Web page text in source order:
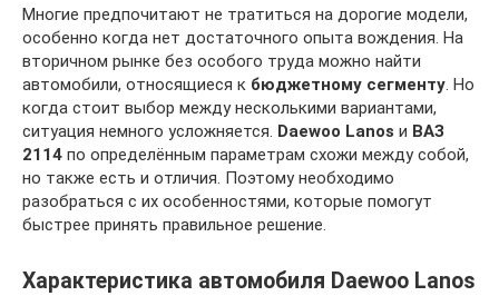
Многие предпочитают не тратиться на дорогие модели,
особенно когда нет достаточного опыта вождения. На
вторичном рынке без особого труда можно найти
автомобили, относящиеся к бюджетному сегменту. Но
когда стоит выбор между несколькими вариантами,
ситуация немного усложняется. Daewoo Lanos и ВАЗ
2114 по определённым параметрам схожи между собой,
но также есть и отличия. Поэтому необходимо
разобраться с их особенностями, которые помогут
быстрее принять правильное решение.
Характеристика автомобиля Daewoo Lanos